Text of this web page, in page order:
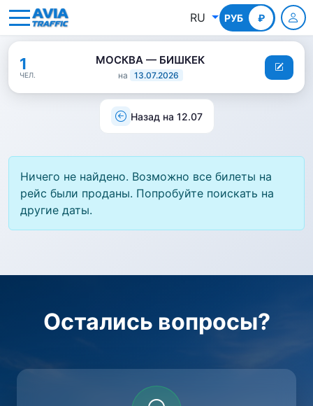
RU РУБ ₽
КГС
1
ЧЕЛ.
МОСКВА — БИШКЕК
на 13.07.2026
Назад на 12.07
Ничего не найдено. Возможно все билеты на
рейс были проданы. Попробуйте поискать на
другие даты.
Остались вопросы?